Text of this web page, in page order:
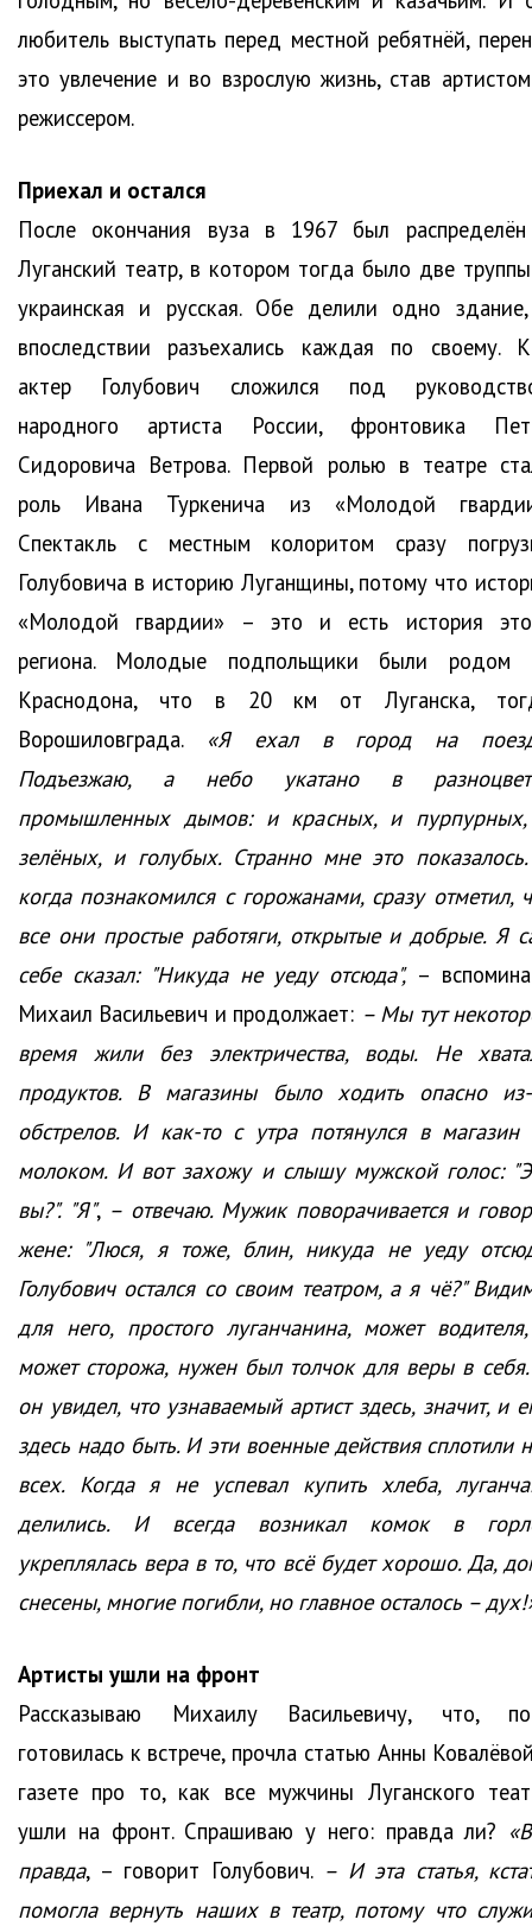
любитель выступать перед местной ребятнёй,
это увлечение и во взрослую жизнь, став
режиссером.
Приехал и остался
После окончания вуза в 1967 был
Луганский театр, в котором тогда было две
украинская и русская. Обе делили одно
впоследствии разъехались каждая по своему.
актер Голубович сложился под
народного артиста России, фронтовика
Сидоровича Ветрова. Первой ролью в театре
роль Ивана Туркенича из «Молодой
Спектакль с местным колоритом сразу
Голубовича в историю Луганщины, потому что
«Молодой гвардии» – это и есть история
региона. Молодые подпольщики были родом
Краснодона, что в 20 км от Луганска,
Ворошиловграда. «Я ехал в город на
Подъезжаю, а небо укатано в
промышленных дымов: и красных, и
зелёных, и голубых. Странно мне это
когда познакомился с горожанами, сразу отметил,
все они простые работяги, открытые и добрые. Я
себе сказал: "Никуда не уеду отсюда",–
Михаил Васильевич и продолжает: – Мы тут
время жили без электричества, воды. Не
продуктов. В магазины было ходить опасно
обстрелов. И как-то с утра потянулся в магазин
молоком. И вот захожу и слышу мужской голос:
вы?". "Я", – отвечаю. Мужик поворачивается и
жене: "Люся, я тоже, блин, никуда не уеду
Голубович остался со своим театром, а я чё?"
для него, простого луганчанина, может
может сторожа, нужен был толчок для веры в
он увидел, что узнаваемый артист здесь, значит, и
здесь надо быть. И эти военные действия сплотили
всех. Когда я не успевал купить хлеба,
делились. И всегда возникал комок в
укреплялась вера в то, что всё будет хорошо. Да,
снесены, многие погибли, но главное осталось –
Артисты ушли на фронт
Рассказываю Михаилу Васильевичу, что,
готовилась к встрече, прочла статью Анны
газете про то, как все мужчины Луганского
ушли на фронт. Спрашиваю у него: правда ли?
правда, – говорит Голубович. – И эта статья,
помогла вернуть наших в театр, потому что